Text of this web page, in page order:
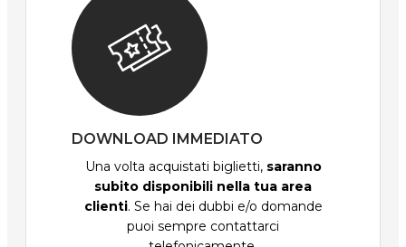
DOWNLOAD IMMEDIATO
Una volta acquistati biglietti, saranno
subito disponibili nella tua area
clienti. Se hai dei dubbi e/o domande
puoi sempre contattarci